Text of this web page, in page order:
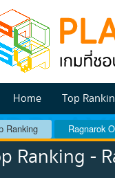
Home Top
Ranking Ragnarok
Ranking -